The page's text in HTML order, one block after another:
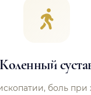
Коленный
боль при